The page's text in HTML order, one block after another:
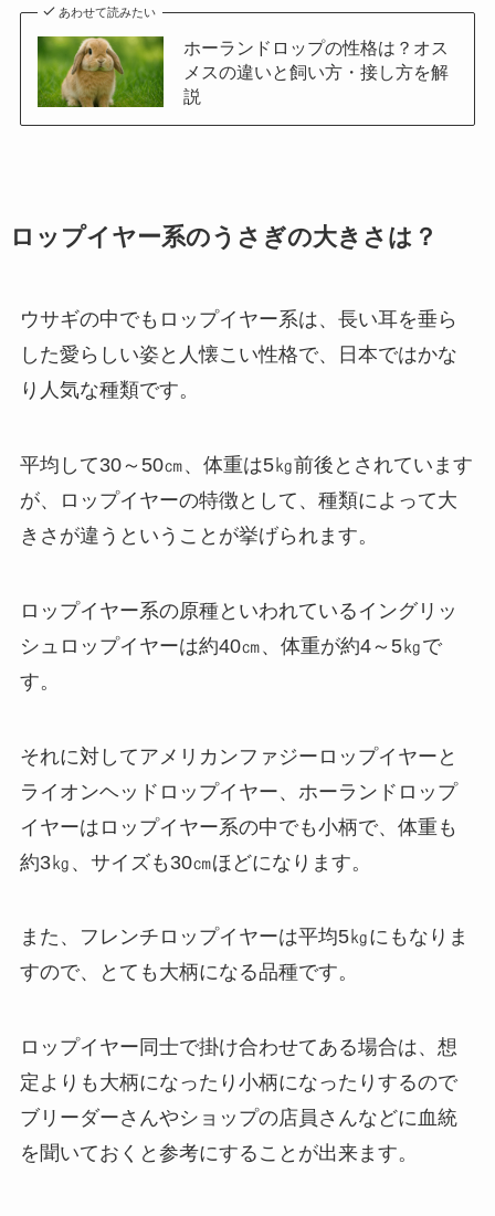
あわせて読みたい
ホーランドロップの性格は？オス
メスの違いと飼い方・接し方を解
説
ロップイヤー系のうさぎの大きさは？
ウサギの中でもロップイヤー系は、長い耳を垂ら
した愛らしい姿と人懐こい性格で、日本ではかな
り人気な種類です。
平均して30～50㎝、体重は5㎏前後とされています
が、ロップイヤーの特徴として、種類によって大
きさが違うということが挙げられます。
ロップイヤー系の原種といわれているイングリッ
シュロップイヤーは約40㎝、体重が約4～5㎏で
す。
それに対してアメリカンファジーロップイヤーと
ライオンヘッドロップイヤー、ホーランドロップ
イヤーはロップイヤー系の中でも小柄で、体重も
約3㎏、サイズも30㎝ほどになります。
また、フレンチロップイヤーは平均5㎏にもなりま
すので、とても大柄になる品種です。
ロップイヤー同士で掛け合わせてある場合は、想
定よりも大柄になったり小柄になったりするので
ブリーダーさんやショップの店員さんなどに血統
を聞いておくと参考にすることが出来ます。